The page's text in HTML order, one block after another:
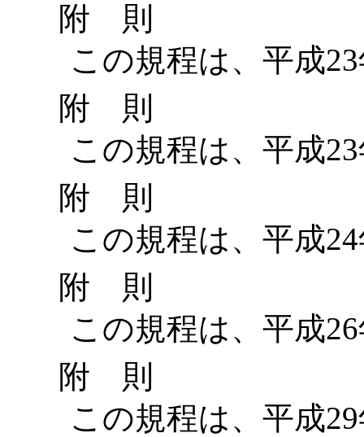
附 則
この規程は、平成23
附 則
この規程は、平成23
附 則
この規程は、平成24
附 則
この規程は、平成26
附 則
この規程は、平成29